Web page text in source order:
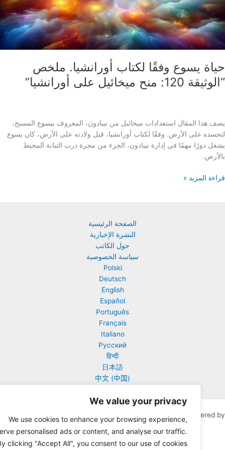
We value your privacy
We use cookies to enhance your browsing experience,
serve personalised ads or content, and analyse our traffic.
By clicking "Accept All", you consent to our use of cookies.
يسوع وفقًا لكتاب أورانشيا. ملخص
منح ميخائيل على أورانشيا”
هذا المقال استعدادات ميخائيل من نيبادون، المعروف بيسوع المسيح،
على الأرض. وفقًا لكتاب أورانشيا، قبل ولادته على الأرض، كان يسوع
دورًا مهمًا في إدارة نيبادون، الجزء من مجرة درب التبانة المحيط
المزيد »
الصفحة الرئيسية
النشرة الإخبارية
حول الكاتب
سياسة الخصوصية
Polski
Deutsch
English
Español
Português
Français
Italiano
Русский
हिन्दी
日本語
中文 (中国)
Copyright © 2026 Urantia Online | قالب Astra للووردبريس